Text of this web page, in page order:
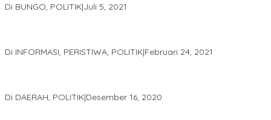
Di BUNGO, POLITIK|Juli 5, 2021
Di INFORMASI, PERISTIWA, POLITIK|Februari 24, 2021
Di DAERAH, POLITIK|Desember 16, 2020